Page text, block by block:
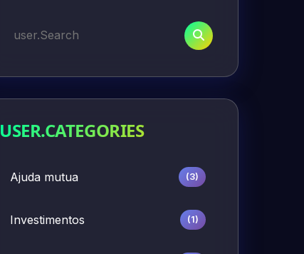
USER.CATEGORIES
Ajuda mutua (3)
Investimentos (1)